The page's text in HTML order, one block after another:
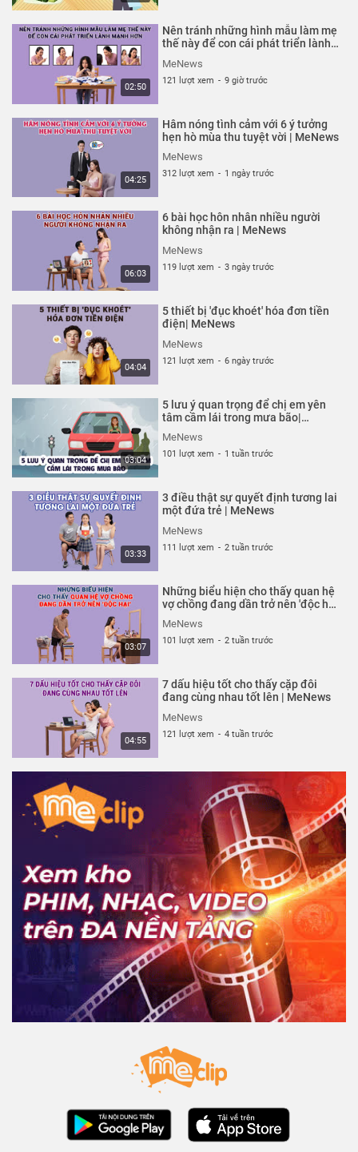
02:50
Nên tránh những hình mẫu làm mẹ
thế này để con cái phát triển lành
MeNews
121 lượt xem - 9 giờ trước
04:25
Hâm nóng tình cảm với 6 ý tưởng
hẹn hò mùa thu tuyệt vời | MeNews
MeNews
312 lượt xem - 1 ngày trước
06:03
6 bài học hôn nhân nhiều người
không nhận ra | MeNews
MeNews
119 lượt xem - 3 ngày trước
04:04
5 thiết bị 'đục khoét' hóa đơn tiền
điện| MeNews
MeNews
121 lượt xem - 6 ngày trước
03:04
5 lưu ý quan trọng để chị em yên
tâm cầm lái trong mưa bão|
MeNews
101 lượt xem - 1 tuần trước
03:33
3 điều thật sự quyết định tương lai
một đứa trẻ | MeNews
MeNews
111 lượt xem - 2 tuần trước
03:07
Những biểu hiện cho thấy quan hệ
vợ chồng đang dần trở nên 'độc hại'
MeNews
101 lượt xem - 2 tuần trước
04:55
7 dấu hiệu tốt cho thấy cặp đôi
đang cùng nhau tốt lên | MeNews
MeNews
121 lượt xem - 4 tuần trước